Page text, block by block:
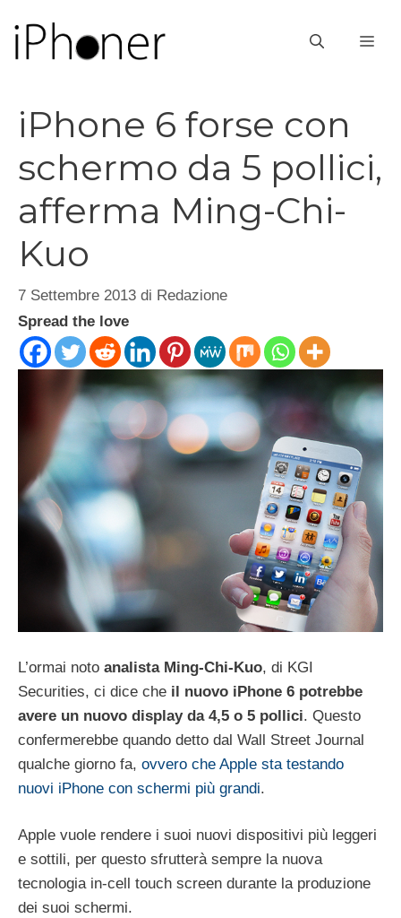
contenuto
iPhone 6 forse con
schermo da 5 pollici,
afferma Ming-Chi-
Kuo
7 Settembre 2013 di Redazione
Spread the love
L’ormai noto analista Ming-Chi-Kuo, di KGI
Securities, ci dice che il nuovo iPhone 6 potrebbe
avere un nuovo display da 4,5 o 5 pollici. Questo
confermerebbe quando detto dal Wall Street Journal
qualche giorno fa, ovvero che Apple sta testando
nuovi iPhone con schermi più grandi.
Apple vuole rendere i suoi nuovi dispositivi più leggeri
e sottili, per questo sfrutterà sempre la nuova
tecnologia in-cell touch screen durante la produzione
dei suoi schermi.